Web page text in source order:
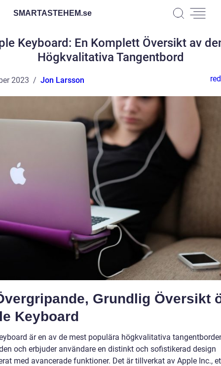
SMARTASTEHEM.se
Keyboard: En Komplett Översikt av
Högkvalitativa Tangentbord
2023 Jon Larsson
Grundlig Översikt
Keyboard
är en av de mest populära högkvalitativa
och erbjuder användare en distinkt och sofistikerad design
med avancerade funktioner. Det är tillverkat av Apple Inc.,